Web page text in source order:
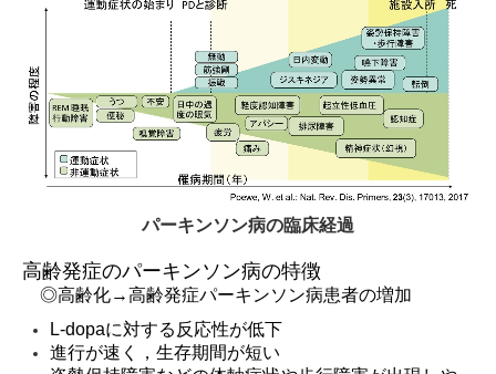
パーキンソン病の臨床経過
高齢発症のパーキンソン病の特徴
◎高齢化→高齢発症パーキンソン病患者の増加
L-dopaに対する反応性が低下
進行が速く，生存期間が短い